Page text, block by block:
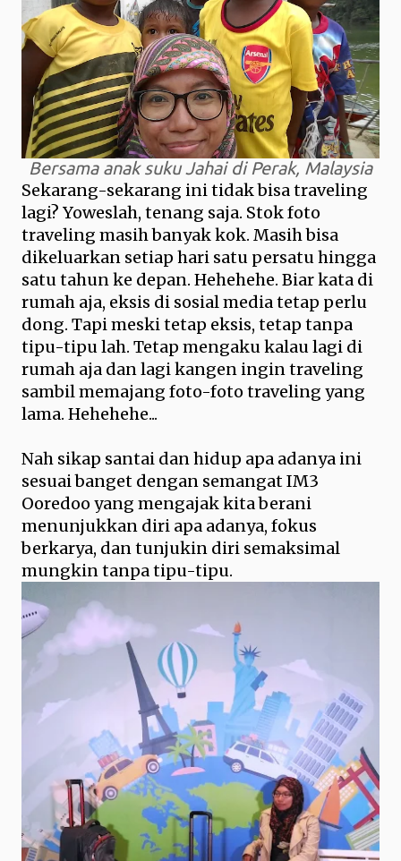
Bersama anak suku Jahai di Perak, Malaysia
Sekarang-sekarang ini tidak bisa traveling
lagi? Yoweslah, tenang saja. Stok foto
traveling masih banyak kok. Masih bisa
dikeluarkan setiap hari satu persatu hingga
satu tahun ke depan. Hehehehe. Biar kata di
rumah aja, eksis di sosial media tetap perlu
dong. Tapi meski tetap eksis, tetap tanpa
tipu-tipu lah. Tetap mengaku kalau lagi di
rumah aja dan lagi kangen ingin traveling
sambil memajang foto-foto traveling yang
lama. Hehehehe...
Nah sikap santai dan hidup apa adanya ini
sesuai banget dengan semangat IM3
Ooredoo yang mengajak kita berani
menunjukkan diri apa adanya, fokus
berkarya, dan tunjukin diri semaksimal
mungkin tanpa tipu-tipu.